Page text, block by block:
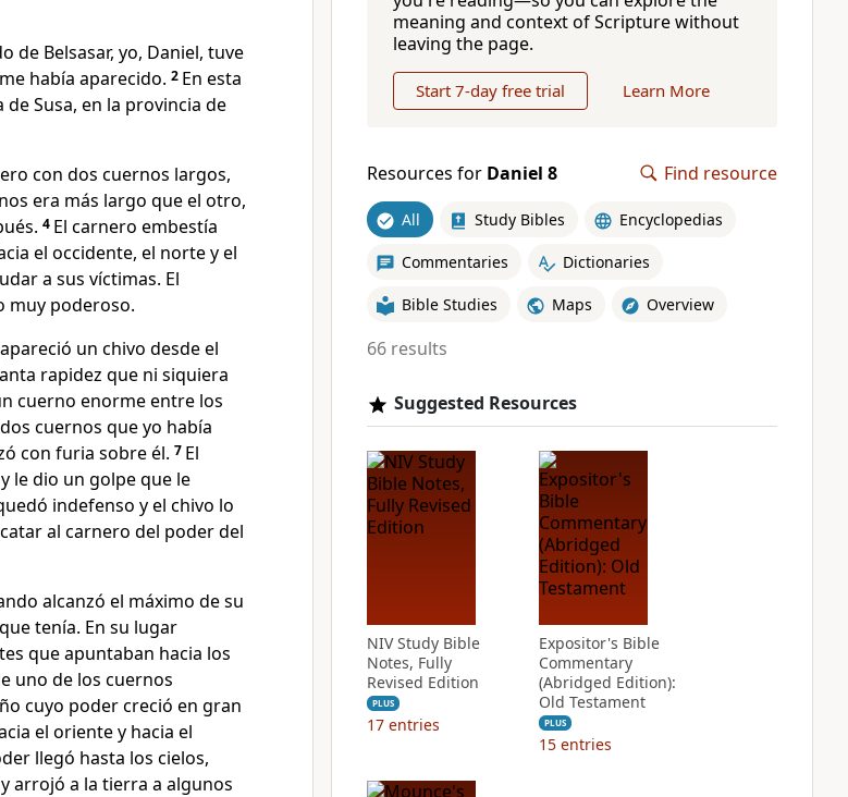
de Belsasar, yo, Daniel, tuve
había aparecido. 2 En esta
Susa, en la provincia de
con dos cuernos largos,
era más largo que el otro,
4 El carnero embestía
el occidente, el norte y el
a sus víctimas. El
muy poderoso.
un chivo desde el
rapidez que ni siquiera
cuerno enorme entre los
cuernos que yo había
con furia sobre él. 7 El
le dio un golpe que le
indefenso y el chivo lo
al carnero del poder del
alcanzó el máximo de su
tenía. En su lugar
que apuntaban hacia los
uno de los cuernos
cuyo poder creció en gran
el oriente y hacia el
llegó hasta los cielos,
arrojó a la tierra a algunos
meaning and context of Scripture without
leaving the page.
Start 7-day free trial Learn More
Resources for Daniel 8 Find resource
All Study Bibles Encyclopedias
Commentaries Dictionaries
Bible Studies Maps Overview
66 results
Suggested Resources
NIV Study Bible
Notes, Fully
Revised Edition
PLUS
17 entries
Expositor's Bible
Commentary
(Abridged Edition):
Old Testament
PLUS
15 entries